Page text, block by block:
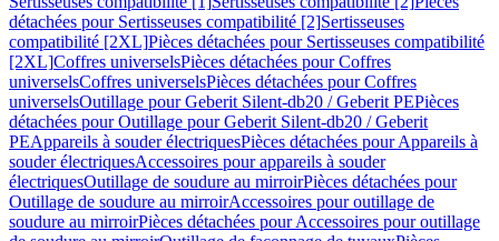
détachées pour Sertisseuses compatibilité [2]Sertisseuses
compatibilité [2XL]Pièces détachées pour Sertisseuses compatibilité
[2XL]Coffres universelsPièces détachées pour Coffres
universelsCoffres universelsPièces détachées pour Coffres
universelsOutillage pour Geberit Silent-db20 / Geberit PEPièces
détachées pour Outillage pour Geberit Silent-db20 / Geberit
PEAppareils à souder électriquesPièces détachées pour Appareils à
souder électriquesAccessoires pour appareils à souder
électriquesOutillage de soudure au mirroirPièces détachées pour
Outillage de soudure au mirroirAccessoires pour outillage de
soudure au mirroirPièces détachées pour Accessoires pour outillage